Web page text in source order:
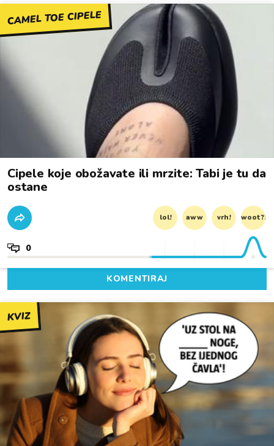
CAMEL TOE CIPELE
Cipele koje obožavate ili mrzite: Tabi je tu da
ostane
lol! aww vrh! woot?!
0
KOMENTIRAJ
KVIZ